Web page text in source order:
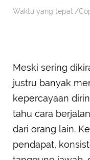
Waktu yang tepat./
Meski sering
justru banyak
kepercayaan
tahu cara
dari orang lain.
pendapat,